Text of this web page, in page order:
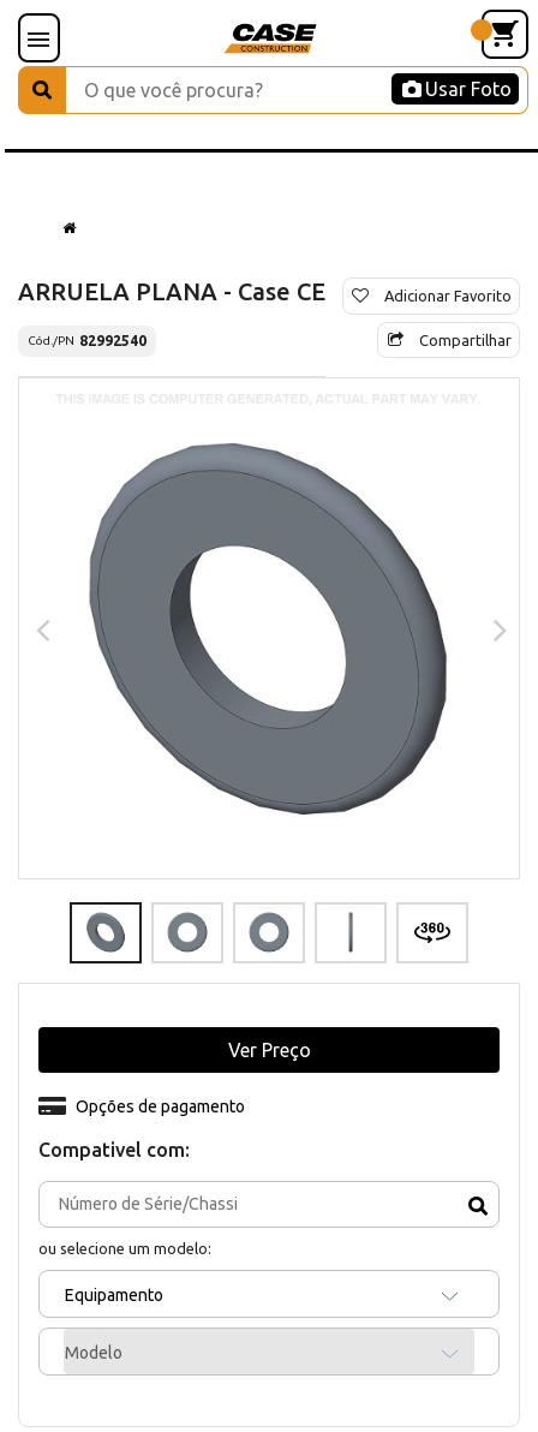
Usar Foto
ARRUELA PLANA - Case CE
Cód./PN 82992540
Adicionar Favorito
Compartilhar
Compativel com:
ou selecione um modelo:
Equipamento
Modelo
Opções de pagamento
Ver Preço